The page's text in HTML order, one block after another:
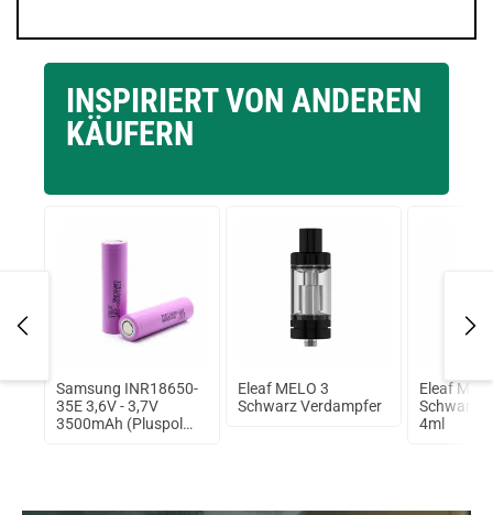
INSPIRIERT VON ANDEREN
KÄUFERN
Samsung INR18650-
35E 3,6V - 3,7V
3500mAh (Pluspol
Eleaf MELO 3
Schwarz Verdampfer
Eleaf
Schwarz
4ml